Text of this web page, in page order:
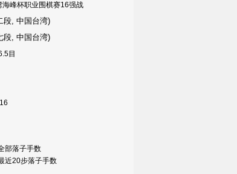
海峰杯职业围棋赛16强战
段, 中国台湾)
段, 中国台湾)
目
部落子手数
近20步落子手数